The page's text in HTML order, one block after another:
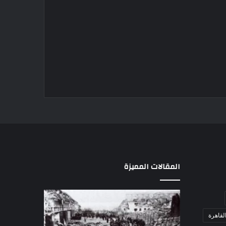
المقالات المميزة
مذبحة
اللد..
القصة
اللواء
دكتور
راضي